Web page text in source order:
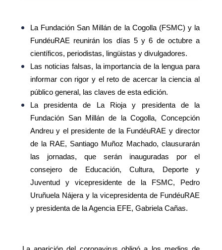
La Fundación San Millán de la Cogolla (FSMC) y la
FundéuRAE reunirán los días 5 y 6 de octubre a
científicos, periodistas, lingüistas y divulgadores.
Las noticias falsas, la importancia de la lengua para
informar con rigor y el reto de acercar la ciencia al
público general, las claves de esta edición.
La presidenta de La Rioja y presidenta de la
Fundación San Millán de la Cogolla, Concepción
Andreu y el presidente de la FundéuRAE y director
de la RAE, Santiago Muñoz Machado, clausurarán
las jornadas, que serán inauguradas por el
consejero de Educación, Cultura, Deporte y
Juventud y vicepresidente de la FSMC, Pedro
Uruñuela Nájera y la vicepresidenta de FundéuRAE
y presidenta de la Agencia EFE, Gabriela Cañas.